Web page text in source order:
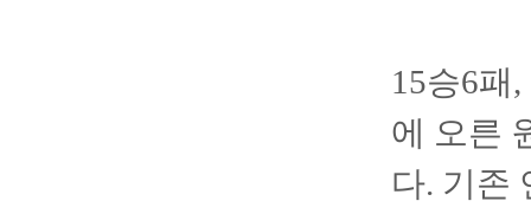
15승6패
에 오른
다. 기존